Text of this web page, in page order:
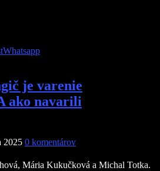
Whatsapp
je varenie
ako navarili
2025 0 komentárov
Mária Kukučková a Michal Totka.